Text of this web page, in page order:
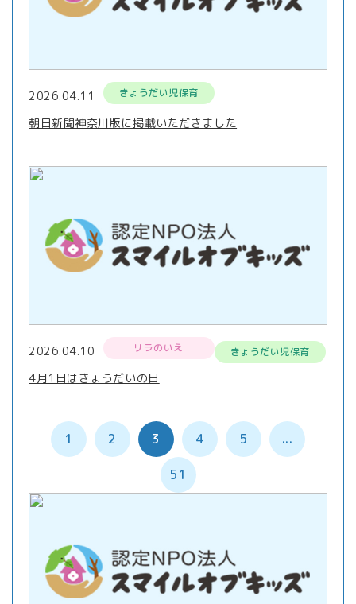
2026.04.11 きょうだい児保育
朝日新聞神奈川版に掲載いただきました
2026.04.10 リラのいえ きょうだい児保育
4月1日はきょうだいの日
1 2 3 4 5 ...
51